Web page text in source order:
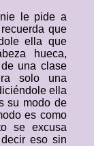
le pide a
que
ella que
hueca,
una clase
solo una
ella
su modo de
es como
se excusa
eso sin